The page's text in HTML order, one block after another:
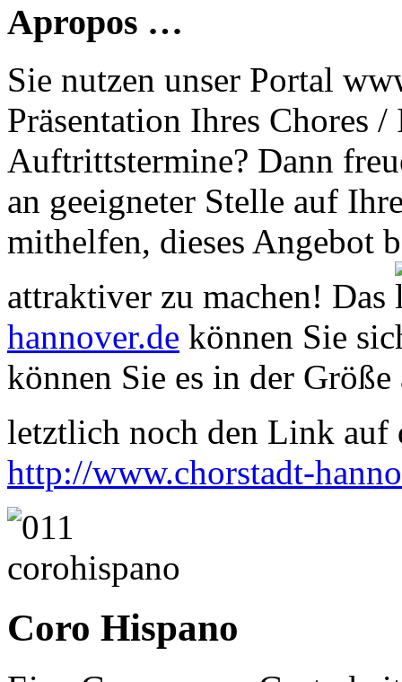
Apropos …
Sie nutzen unser Portal
Präsentation Ihres Chores
Auftrittstermine? Dann
an geeigneter Stelle auf
mithelfen, dieses Angebot
attraktiver zu machen! Das
hannover.de können Sie
können Sie es in der
letztlich noch den Link auf
http://www.chorstadt-
Coro Hispano